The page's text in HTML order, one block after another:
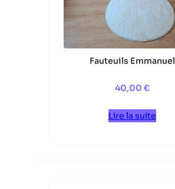
Fauteuils Emmanuel
40,00 €
Lire la suite